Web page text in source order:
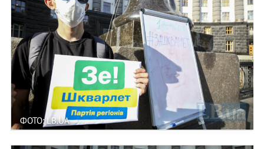
ФОТО: LB.UA